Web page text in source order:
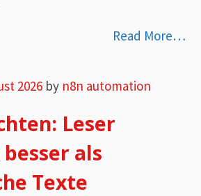
Read More…
2026 by n8n automation
Leser
als
Texte